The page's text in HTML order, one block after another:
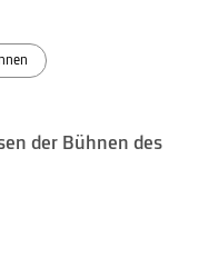
der Bühnen des